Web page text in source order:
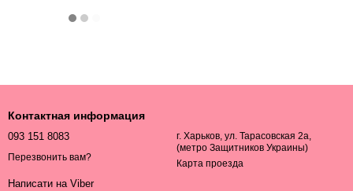
Контактная информация
093 151 8083
Перезвонить вам?
Написати на Viber
г. Харьков, ул. Тарасовская 2а,
(метро Защитников Украины)
Карта проезда